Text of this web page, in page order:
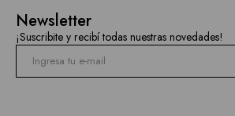
Newsletter
¡Suscribite y recibí todas nuestras novedades!